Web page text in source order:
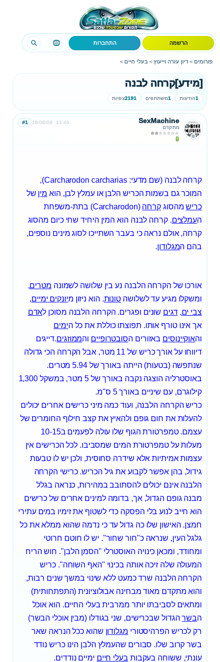
הרשמה התחברות
פורומים > דיון עזרה וייעוץ > בעלי חיים >
[מידע]קרחה לבנה
1הודעות 1משתתפים 2191צפיות
SexMachine
מתקדם
19/08/08 13:49
#1
קרחה לבנה (שם מדעי: Carcharodon carcharias),
המוכר גם בשמות הכריש הלבן או עמלץ לבן, הוא מין של
כרישמהסוג קרחה
(Carcharodon) בתת-משפחת
העמלצים. קרחה לבנה הוא המין היחיד שחי כיום מהסוג
קרחה, אולם נראה כי בעבר השתייכו לסוג מינים נוספים,
בהם המגלודון.
אורכו של הקרחה הלבנה נע בין שלושה לשמונה מטרים,
ומשקלו מגיע עד לשלושה טונות. הוא ניזון מיונקים ימיים,
צבי ים,דגים שונים ופגרים. הקרחה הלבנה מסוכן לאדם
אך אינו טורף אותו. תפוצתו כוללת את כל הימים
והאוקיינוסים באזורים הסובטרופיים והממוזגים.דייגים
דיווחו על אורך כריש של 11 מטר, אבל הקרחה הכי גדולה
שנתפשה (בטעות) הייתה באורך של 5.94 מטרים.
באוסטרליה הוצגה נקבה באורך של 5 מטר, במשקל 1,300
קילוגרם, עם שיניים באורך 5 ס"מ.
כריש הקרחה הלבנה, ועוד כמה מיני כרישים אחרים יכולים
להעלות את חום גופם ולהאיץ את קצב חילוף החומרים של
עצמם. טמפרטורת הגוף שלו עולה לפעמים ב10-15
מעלות על טמפרטורת המים שמסביבו. לכל הכרישים אין
עצמות אמיתיות אלא שידרה סחוסית, ולכן יש לו טבעות
גידול, בהן אפשר לקבוע את גיל הכריש. כרישי הקרחה
הלבנה אינם יכולים להסתובב במהירות, כנראה בגלל
מבנה גופם הגדול, אך, בדומה למינים אחרים של כרישים
הוא חייב לנוע בלי הפסקה כדי לשטוף את זימיו במים עתירי
חמצן. האישון שלו כה גדול עד כי נדמה שהוא ממלא את כל
גלגל העין, שנראה כ"חור שחור". יש לו חוטם חרוטי
ומחודד, ומכאן כינויה האוסטרלי "הסמן הלבן". חוש הריח
המעולה שלה זיכה אותה בכינוי "האף השוחה". כריש
הקרחה הלבנה שרד כמעט ללא שינוי במשך שנים רבות,
והוא מתקדם מאוד מבחינה אבולוציונית (התפתחותית)
ומתאים לסביבתו יותר ממרבית בעלי החיים. הוא אוכל
הבשרהגדול שבכרישים, שני בגודלו (מבין אוכלי הבשר)
רק לכריש הפרהיסטורי מגלודון שהוא ככל הנראה שאר
בשר קרוב שלו. סבורים שהעמלץ הלבן הינו כריש נודד
עונתי, ששוחה בעקבות בעלי חיים ימיים נודדים.